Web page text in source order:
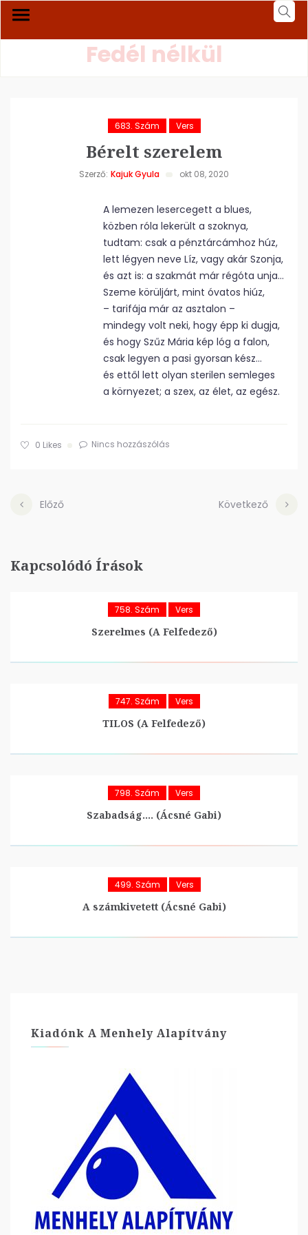
Fedél nélkül
683. Szám Vers
Bérelt szerelem
Szerző: Kajuk Gyula okt 08, 2020
A lemezen lesercegett a blues,
közben róla lekerült a szoknya,
tudtam: csak a pénztárcámhoz húz,
lett légyen neve Líz, vagy akár Szonja,
és azt is: a szakmát már régóta unja…
Szeme körüljárt, mint óvatos hiúz,
– tarifája már az asztalon –
mindegy volt neki, hogy épp ki dugja,
és hogy Szűz Mária kép lóg a falon,
csak legyen a pasi gyorsan kész…
és ettől lett olyan sterilen semleges
a környezet; a szex, az élet, az egész.
0 Likes Nincs hozzászólás
Előző Következő
Kapcsolódó Írások
758. Szám Vers
Szerelmes (A Felfedező)
747. Szám Vers
TILOS (A Felfedező)
798. Szám Vers
Szabadság…. (Ácsné Gabi)
499. Szám Vers
A számkivetett (Ácsné Gabi)
Kiadónk A Menhely Alapítvány